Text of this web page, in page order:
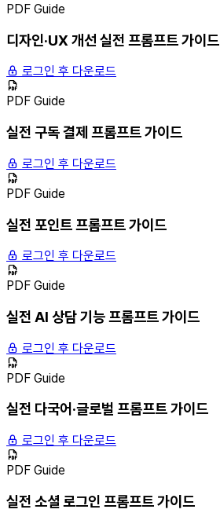
PDF Guide
디자인·UX 개선 실전 프롬프트 가이드
로그인 후 다운로드
PDF Guide
실전 구독 결제 프롬프트 가이드
로그인 후 다운로드
PDF Guide
실전 포인트 프롬프트 가이드
로그인 후 다운로드
PDF Guide
실전 AI 상담 기능 프롬프트 가이드
로그인 후 다운로드
PDF Guide
실전 다국어·글로벌 프롬프트 가이드
로그인 후 다운로드
PDF Guide
실전 소셜 로그인 프롬프트 가이드